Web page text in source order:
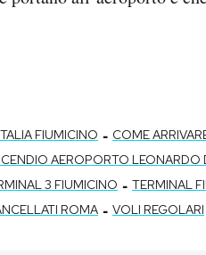
FIUMICINO - COME
AEROPORTO LEONARDO
3 FIUMICINO - TERMINAL
ROMA - VOLI REGOLARI